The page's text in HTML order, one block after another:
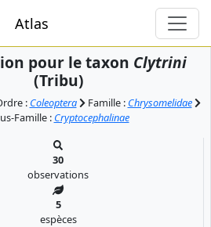
Atlas
pour le taxon Clytrini
(Tribu)
: Coleoptera Famille : Chrysomelidae
Famille : Cryptocephalinae
30
observations
5
espèces